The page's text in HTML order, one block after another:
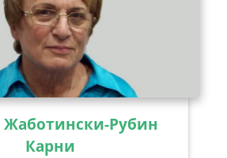
Рубин
Карни